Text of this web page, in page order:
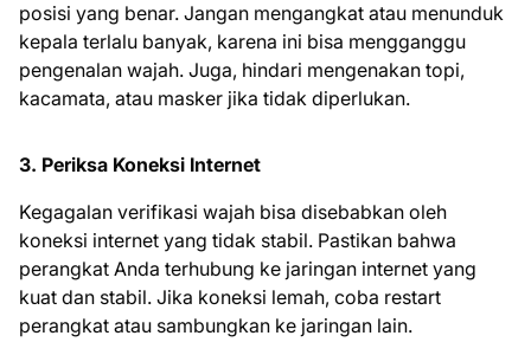
posisi yang benar. Jangan mengangkat atau menunduk
kepala terlalu banyak, karena ini bisa mengganggu
pengenalan wajah. Juga, hindari mengenakan topi,
kacamata, atau masker jika tidak diperlukan.
3. Periksa Koneksi Internet
Kegagalan verifikasi wajah bisa disebabkan oleh
koneksi internet yang tidak stabil. Pastikan bahwa
perangkat Anda terhubung ke jaringan internet yang
kuat dan stabil. Jika koneksi lemah, coba restart
perangkat atau sambungkan ke jaringan lain.